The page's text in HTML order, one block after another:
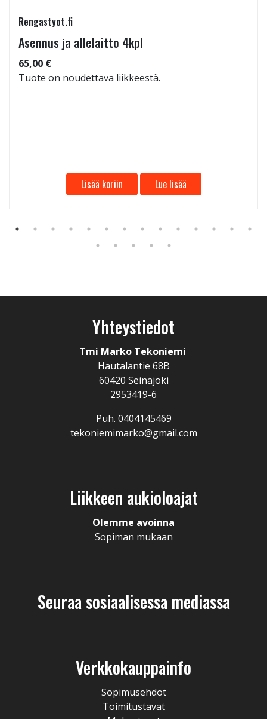
Rengastyot.fi
Asennus ja allelaitto 4kpl
65,00 €
Tuote on noudettava liikkeestä.
Lisää koriin Lue lisää
Yhteystiedot
Tmi Marko Tekoniemi
Hautalantie 68B
60420 Seinäjoki
2953419-6
Puh. 0404145469
tekoniemimarko@gmail.com
Liikkeen aukioloajat
Olemme avoinna
Sopiman mukaan
Seuraa sosiaalisessa mediassa
Verkkokauppainfo
Sopimusehdot
Toimitustavat